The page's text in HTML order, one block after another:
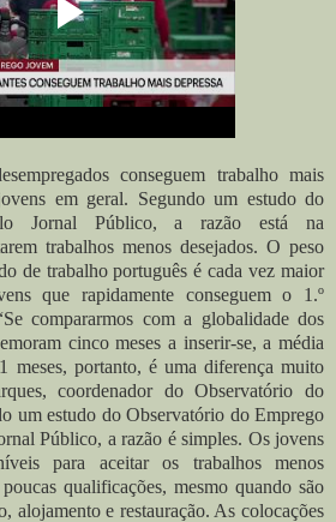
conseguem trabalho mais
em geral. Segundo um estudo do
Jornal Público, a razão está na
trabalhos menos desejados. O peso
de trabalho português é cada vez maior
que rapidamente conseguem o 1.º
compararmos com a globalidade dos
cinco meses a inserir-se, a média
meses, portanto, é uma diferença muito
coordenador do Observatório do
um estudo do Observatório do Emprego
Público, a razão é simples. Os jovens
para aceitar os trabalhos menos
qualificações, mesmo quando são
alojamento e restauração. As colocações